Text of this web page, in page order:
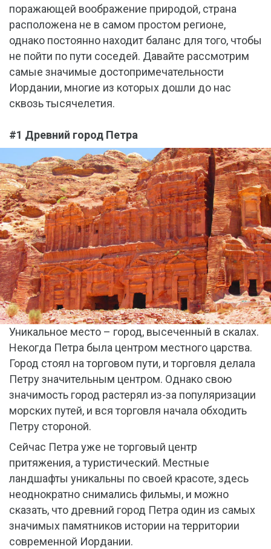
поражающей воображение природой, страна
расположена не в самом простом регионе,
однако постоянно находит баланс для того, чтобы
не пойти по пути соседей. Давайте рассмотрим
самые значимые достопримечательности
Иордании, многие из которых дошли до нас
сквозь тысячелетия.
#1 Древний город Петра
Уникальное место – город, высеченный в скалах.
Некогда Петра была центром местного царства.
Город стоял на торговом пути, и торговля делала
Петру значительным центром. Однако свою
значимость город растерял из-за популяризации
морских путей, и вся торговля начала обходить
Петру стороной.
Сейчас Петра уже не торговый центр
притяжения, а туристический. Местные
ландшафты уникальны по своей красоте, здесь
неоднократно снимались фильмы, и можно
сказать, что древний город Петра один из самых
значимых памятников истории на территории
современной Иордании.